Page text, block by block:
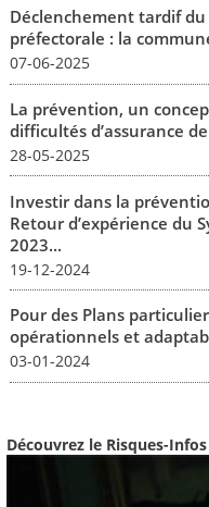
Déclenchement tardif du
préfectorale : la
07-06-2025
La prévention, un
difficultés d’assurance
28-05-2025
Investir dans la
Retour d’expérience du
2023...
19-12-2024
Pour des Plans
opérationnels et
03-01-2024
Découvrez le Risques-